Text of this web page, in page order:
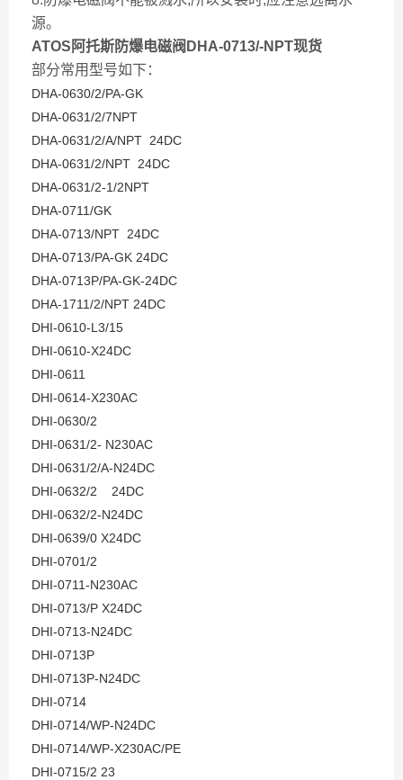
源。
ATOS阿托斯防爆电磁阀DHA-0713/-NPT现货
部分常用型号如下：
DHA-0630/2/PA-GK
DHA-0631/2/7NPT
DHA-0631/2/A/NPT 24DC
DHA-0631/2/NPT 24DC
DHA-0631/2-1/2NPT
DHA-0711/GK
DHA-0713/NPT 24DC
DHA-0713/PA-GK 24DC
DHA-0713P/PA-GK-24DC
DHA-1711/2/NPT 24DC
DHI-0610-L3/15
DHI-0610-X24DC
DHI-0611
DHI-0614-X230AC
DHI-0630/2
DHI-0631/2- N230AC
DHI-0631/2/A-N24DC
DHI-0632/2 24DC
DHI-0632/2-N24DC
DHI-0639/0 X24DC
DHI-0701/2
DHI-0711-N230AC
DHI-0713/P X24DC
DHI-0713-N24DC
DHI-0713P
DHI-0713P-N24DC
DHI-0714
DHI-0714/WP-N24DC
DHI-0714/WP-X230AC/PE
DHI-0715/2 23